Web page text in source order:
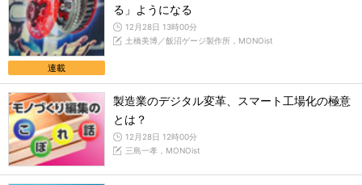
連載
る」ようになる
12月28日 13時00分
土橋美博／飯沼ゲージ製作所，MONOist
製造業のデジタル変革、スマート工場化の極意
とは？
12月28日 12時00分
三島一孝，MONOist